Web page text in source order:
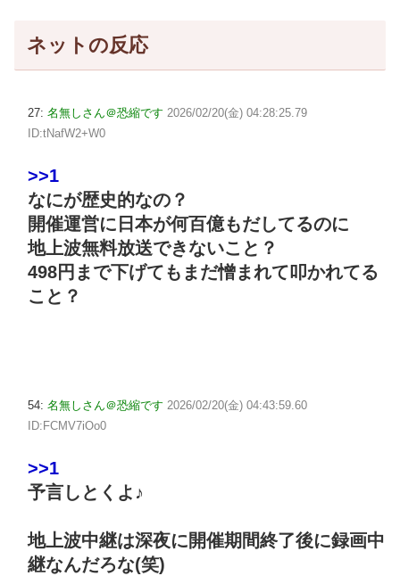
ネットの反応
27: 名無しさん＠恐縮です 2026/02/20(金) 04:28:25.79
ID:tNafW2+W0
>>1
なにが歴史的なの？
開催運営に日本が何百億もだしてるのに
地上波無料放送できないこと？
498円まで下げてもまだ憎まれて叩かれてる
こと？
54: 名無しさん＠恐縮です 2026/02/20(金) 04:43:59.60
ID:FCMV7iOo0
>>1
予言しとくよ♪
地上波中継は深夜に開催期間終了後に録画中
継なんだろな(笑)